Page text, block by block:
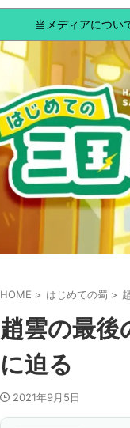
当メディアについ
HOME > はじめての蜀 >
趙雲の最後
に迫る
2021年9月5日